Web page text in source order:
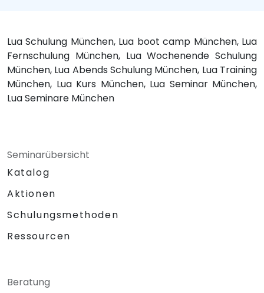
Lua Schulung München, Lua boot camp München, Lua
Fernschulung München, Lua Wochenende Schulung
München, Lua Abends Schulung München, Lua Training
München, Lua Kurs München, Lua Seminar München,
Lua Seminare München
Seminarübersicht
Katalog
Aktionen
Schulungsmethoden
Ressourcen
Beratung